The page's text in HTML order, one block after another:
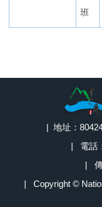
班
| 地址：
| 電話
| 傳
| Copyright ©